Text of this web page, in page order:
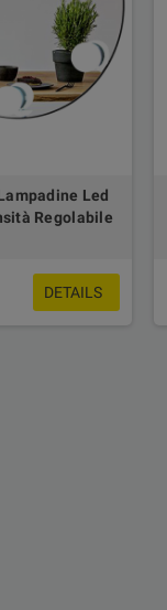
Led
Regolabile
DETAILS